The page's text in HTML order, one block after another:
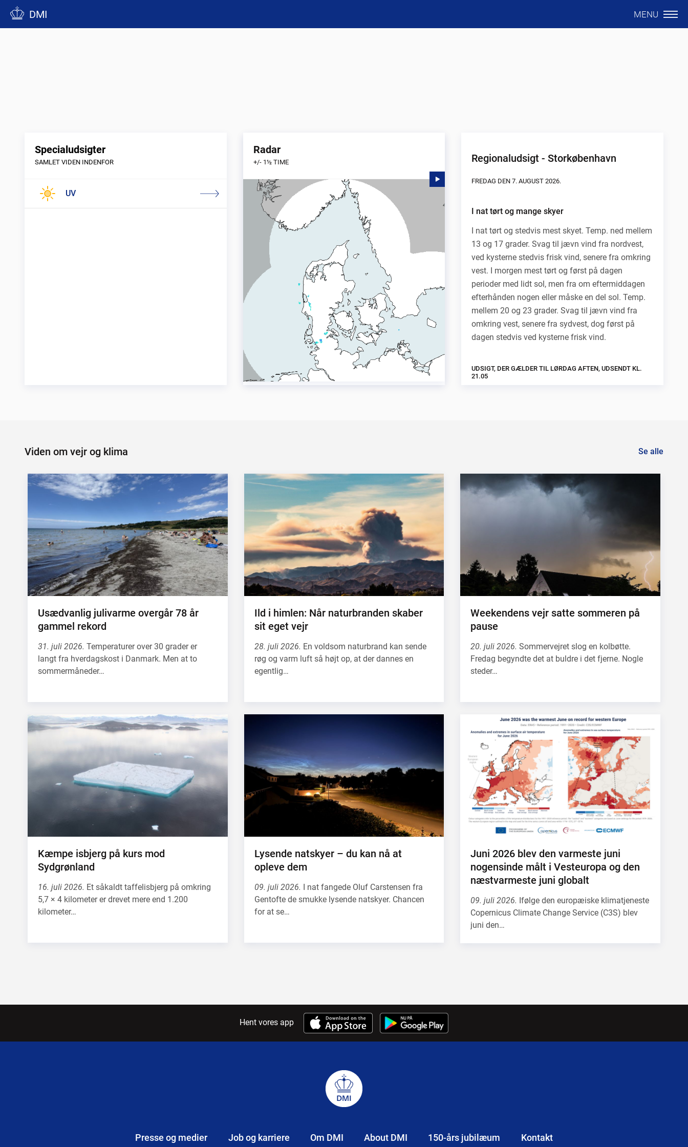
DMI MENU
Specialudsigter
SAMLET VIDEN INDENFOR
UV
Radar
+/- 1½ TIME Regionaludsigt - Storkøbenhavn
FREDAG DEN 7. AUGUST 2026.
I nat tørt og mange skyer
I nat tørt og stedvis mest skyet. Temp. ned mellem
13 og 17 grader. Svag til jævn vind fra nordvest,
ved kysterne stedvis frisk vind, senere fra omkring
vest. I morgen mest tørt og først på dagen
perioder med lidt sol, men fra om eftermiddagen
efterhånden nogen eller måske en del sol. Temp.
mellem 20 og 23 grader. Svag til jævn vind fra
omkring vest, senere fra sydvest, dog først på
dagen stedvis ved kysterne frisk vind.
UDSIGT, DER GÆLDER TIL LØRDAG AFTEN, UDSENDT KL.
21.05
Viden om vejr og klima Se alle
Usædvanlig julivarme overgår 78 år
gammel rekord
31. juli 2026.Temperaturer over 30 grader er
langt fra hverdagskost i Danmark. Men at to
sommermåneder…
Ild i himlen: Når naturbranden skaber
sit eget vejr
28. juli 2026. En voldsom naturbrand kan sende
røg og varm luft så højt op, at der dannes en
egentlig…
Weekendens vejr satte sommeren på
pause
20. juli 2026.Sommervejret slog en kolbøtte.
Fredag begyndte det at buldre i det fjerne. Nogle
steder…
Kæmpe isbjerg på kurs mod
Sydgrønland
16. juli 2026. Et såkaldt taffelisbjerg på omkring
5,7 × 4 kilometer er drevet mere end 1.200
kilometer…
Lysende natskyer – du kan nå at
opleve dem
09. juli 2026. I nat fangede Oluf Carstensen fra
Gentofte de smukke lysende natskyer. Chancen
for at se…
Juni 2026 blev den varmeste juni
nogensinde målt i Vesteuropa og den
næstvarmeste juni globalt
09. juli 2026. Ifølge den europæiske klimatjeneste
Copernicus Climate Change Service (C3S) blev
juni den…
Hent vores app
Presse og medier Job og karriere Om DMI About DMI 150-års jubilæum Kontakt